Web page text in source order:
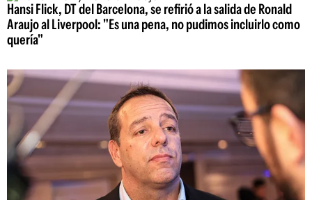
Hansi Flick, DT del Barcelona, se refirió a la salida de Ronald
Araujo al Liverpool: "Es una pena, no pudimos incluirlo como
quería"